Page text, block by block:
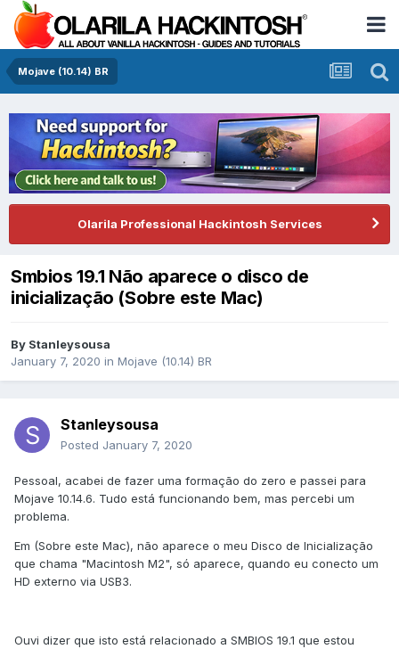
Mojave (10.14) BR
Olarila Professional Hackintosh Services
Smbios 19.1 Não aparece o disco de
inicialização (Sobre este Mac)
By Stanleysousa
January 7, 2020 in Mojave (10.14) BR
Stanleysousa
Posted January 7, 2020
Pessoal, acabei de fazer uma formação do zero e passei para
Mojave 10.14.6. Tudo está funcionando bem, mas percebi um
problema.
Em (Sobre este Mac), não aparece o meu Disco de Inicialização
que chama "Macintosh M2", só aparece, quando eu conecto um
HD externo via USB3.
Ouvi dizer que isto está relacionado a SMBIOS 19.1 que estou